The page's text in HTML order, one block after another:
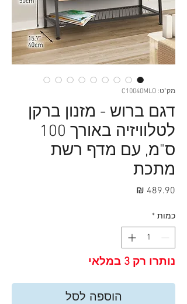
מק"ט: C10040MLO
דגם ברוש - מזנון ברקן
לטלוויזיה באורך 100
ס"מ, עם מדף רשת
מתכת
כמות *
נותרו רק 3 במלאי
הוספה לסל